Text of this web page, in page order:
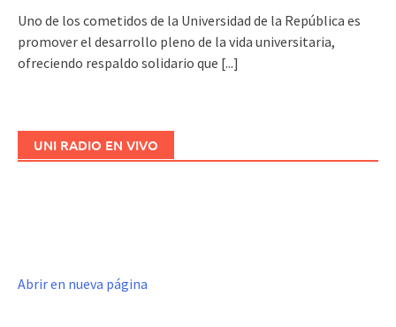
Uno de los cometidos de la Universidad de la República es
promover el desarrollo pleno de la vida universitaria,
ofreciendo respaldo solidario que [...]
UNI RADIO EN VIVO
Abrir en nueva página